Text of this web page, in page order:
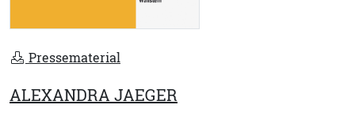
Pressematerial
ALEXANDRA JAEGER